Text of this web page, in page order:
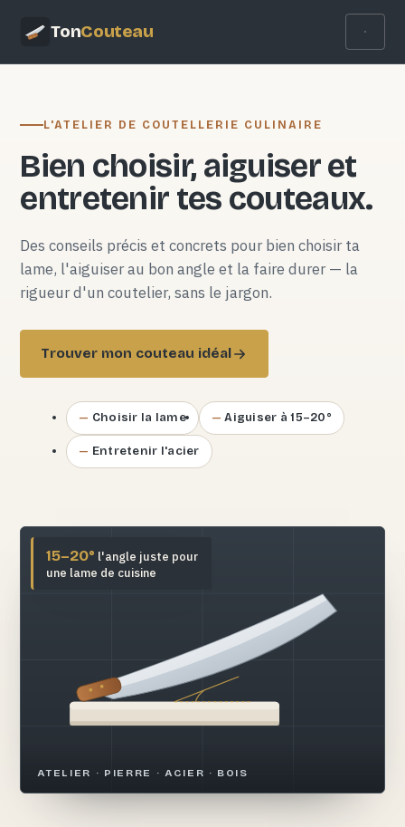
TonCouteau
L'ATELIER DE COUTELLERIE CULINAIRE
Bien choisir, aiguiser et
entretenir tes couteaux.
Des conseils précis et concrets pour bien choisir ta
lame, l'aiguiser au bon angle et la faire durer — la
rigueur d'un coutelier, sans le jargon.
Trouver mon couteau idéal
Choisir la lame Aiguiser à 15–20°
Entretenir l'acier
ATELIER · PIERRE · ACIER · BOIS
15–20° l'angle juste pour
une lame de cuisine